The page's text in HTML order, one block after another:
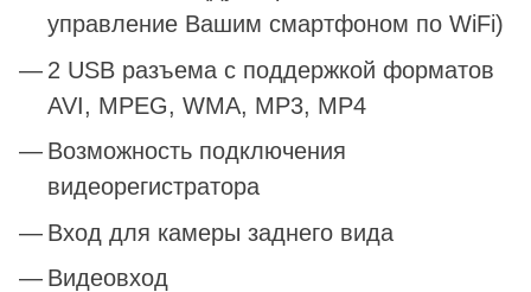
управление Вашим смартфоном по WiFi)
2 USB разъема с поддержкой форматов
AVI, MPEG, WMA, MP3, MP4
Возможность подключения
видеорегистратора
Вход для камеры заднего вида
Видеовход